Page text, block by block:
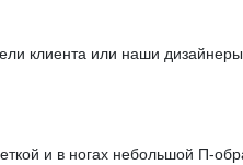
клиента или наши
и в ногах небольшой П-